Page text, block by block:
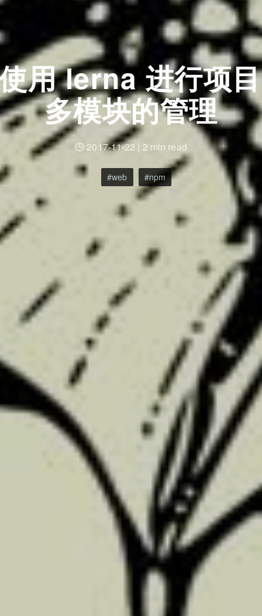
用 lerna 进行项目
多模块的管理
2017-11-22 | 2 min read
web npm